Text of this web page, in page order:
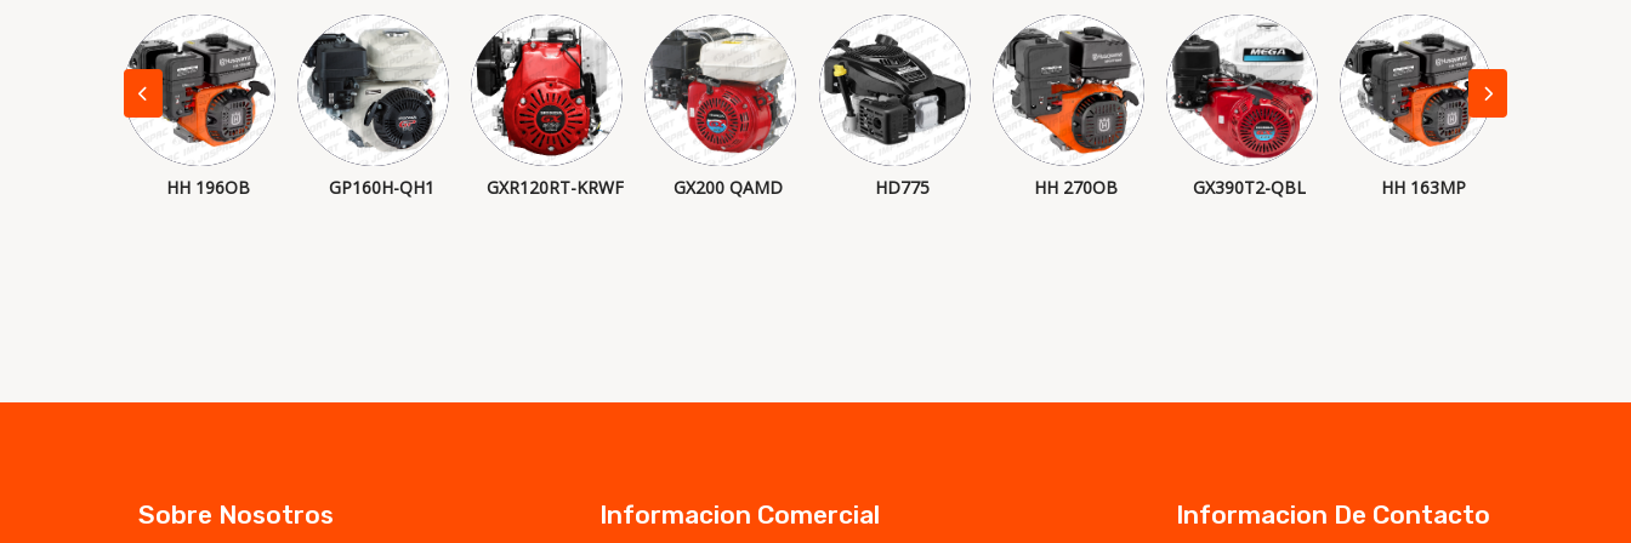
HH 196OB GP160H-QH1 GXR120RT-KRWF GX200 QAMD HD775 HH 270OB GX390T2-QBL HH 163MP
Sobre Nosotros Informacion Comercial Informacion De Contacto